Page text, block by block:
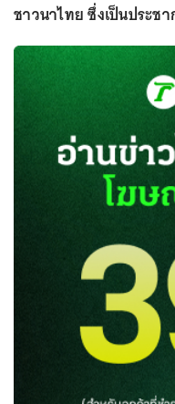
ชาวนาไทย ซึ่งเป็นประช